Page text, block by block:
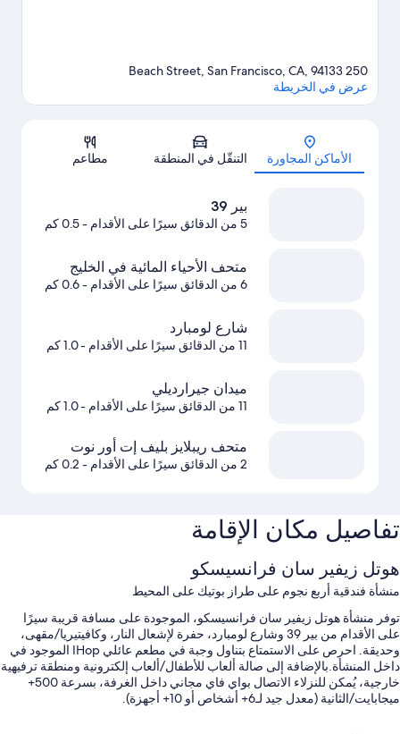
الخريطة
250 Beach Street, San Francisco, CA, 94133
عرض في الخريطة
الأماكن المجاورة التنقّل في المنطقة مطاعم
بير 39
5 من الدقائق سيرًا على الأقدام - 0.5 كم
متحف الأحياء المائية في الخليج
6 من الدقائق سيرًا على الأقدام - 0.6 كم
شارع لومبارد
11 من الدقائق سيرًا على الأقدام - 1.0 كم
ميدان جيرارديلي
11 من الدقائق سيرًا على الأقدام - 1.0 كم
متحف ريبلايز بليف إت أور نوت
2 من الدقائق سيرًا على الأقدام - 0.2 كم
تفاصيل مكان الإقامة
هوتل زيفير سان فرانسيسكو
منشأة فندقية أربع نجوم على طراز بوتيك على المحيط
توفر منشأة هوتل زيفير سان فرانسيسكو، الموجودة على مسافة قريبة سيرًا
على الأقدام من بير 39 وشارع لومبارد، حفرة لإشعال النار، وكافيتيريا/مقهى،
وحديقة. احرص على الاستمتاع بتناول وجبة في مطعم عائلي IHop الموجود في
داخل المنشأة.بالإضافة إلى صالة ألعاب للأطفال/ألعاب إلكترونية ومنطقة ترفيهية
خارجية، يُمكن للنزلاء الاتصال بواي فاي مجاني داخل الغرفة، بسرعة 500+
ميجابايت/الثانية (معدل جيد لـ6+ أشخاص أو 10+ أجهزة).